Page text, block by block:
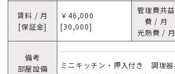
賃料 / 月
[保証金]
￥46,000
[30,000]
管理費共益
費 / 月
光熱費 / 月
備考
部屋設備
ミニキッチン・押入付き 調理器